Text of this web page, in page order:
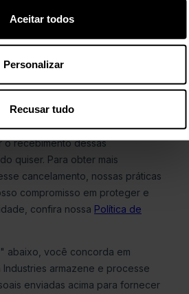
Aceitar todos
Personalizar
Recusar tudo